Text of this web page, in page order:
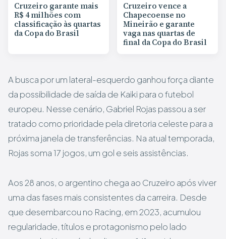
Cruzeiro garante mais
R$ 4 milhões com
classificação às quartas
da Copa do Brasil
Cruzeiro vence a
Chapecoense no
Mineirão e garante
vaga nas quartas de
final da Copa do Brasil
A busca por um lateral-esquerdo ganhou força diante
da possibilidade de saída de Kaiki para o futebol
europeu. Nesse cenário, Gabriel Rojas passou a ser
tratado como prioridade pela diretoria celeste para a
próxima janela de transferências. Na atual temporada,
Rojas soma 17 jogos, um gol e seis assistências.
Aos 28 anos, o argentino chega ao Cruzeiro após viver
uma das fases mais consistentes da carreira. Desde
que desembarcou no Racing, em 2023, acumulou
regularidade, títulos e protagonismo pelo lado